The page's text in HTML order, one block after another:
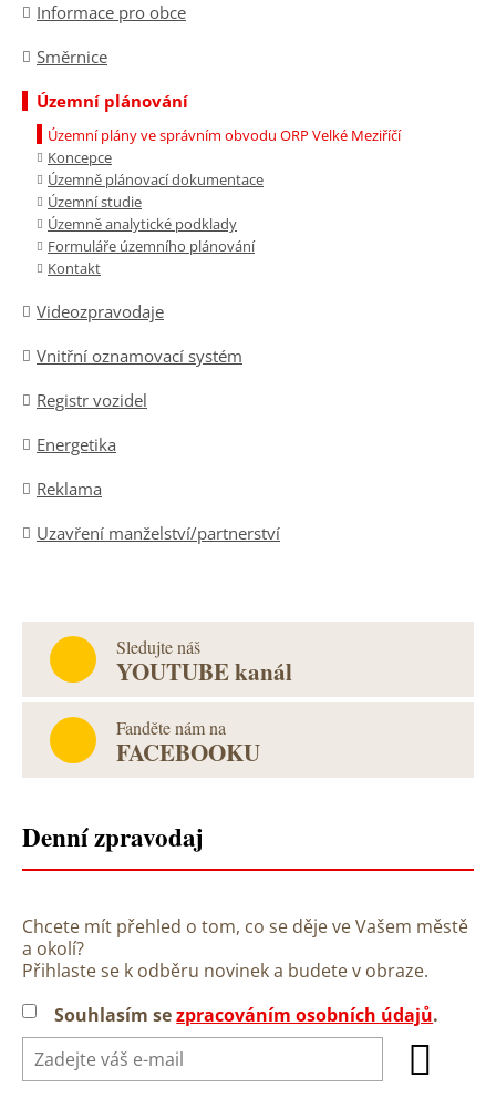
Informace pro obce
Směrnice
Územní plánování
Územní plány ve správním obvodu ORP Velké Meziříčí
Koncepce
Územně plánovací dokumentace
Územní studie
Územně analytické podklady
Formuláře územního plánování
Kontakt
Videozpravodaje
Vnitřní oznamovací systém
Registr vozidel
Energetika
Reklama
Uzavření manželství/partnerství
Sledujte náš
YOUTUBE kanál
Fanděte nám na
FACEBOOKU
Denní zpravodaj
Chcete mít přehled o tom, co se děje ve Vašem městě
a okolí?
Přihlaste se k odběru novinek a budete v obraze.
Souhlasím sezpracováním osobních údajů.